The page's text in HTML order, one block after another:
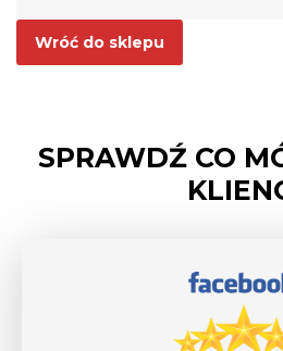
Wróć do sklepu
SPRAWDŹ CO